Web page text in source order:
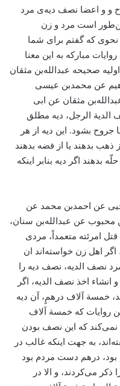
و و اعضا نصف دیه‌ی مرد
است مرد و زن
نحوی که گفتم برای شما
مبارکه به این معنا
صحیحه عبدالله‌بن مثقان
عن محمد‌بن عیسی
مثقان عن ابی
الدیة الرجل، دیه مطلق
بشود. این دیه از هر
ذهب بدهند یا از فضه بدهند
بدهند اگر دیه بنابر اینکه
عن احمد‌بن محمد عن
محبوب عن عبدالله‌بن سنان،
امرئته متعمداً، مردی
اهل زن خواسته‌اند ان
نصف الدیه، نصف دیه را
و انشاء اخذ نصف الدیه، اگر
خمسة آلاف درهمٍ، آن دیه
روایات که خمسة آلاف
نمی‌کند که این نصف بودن
به جهت اینکه غالب در
بود، درهم دست مردم بود
می‌کردند، و الا در